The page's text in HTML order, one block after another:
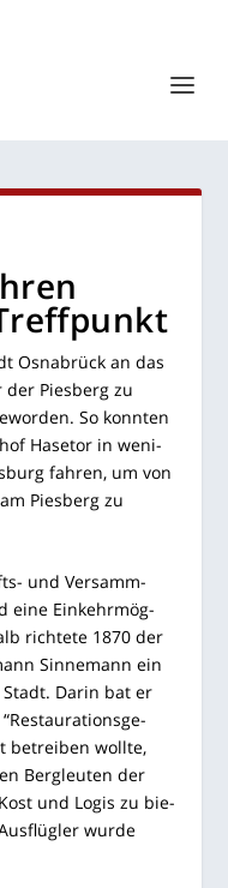
Osna­brück an das
der Pies­berg zu
So konn­ten
Hase­tor in weni­
fah­ren, um von
Pies­berg zu
und Ver­samm­
eine Ein­kehr­mög­
rich­te­te 1870 der
Sin­ne­mann ein
Dar­in bat er
betrei­ben woll­te,
Berg­leu­ten der
und Logis zu bie­
wur­de